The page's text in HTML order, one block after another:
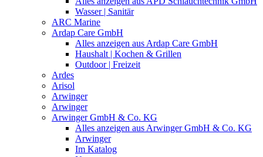
Wasser | Sanitär
ARC Marine
Ardap Care GmbH
Alles anzeigen aus Ardap Care GmbH
Haushalt | Kochen & Grillen
Outdoor | Freizeit
Ardes
Arisol
Arwinger
Arwinger
Arwinger GmbH & Co. KG
Alles anzeigen aus Arwinger GmbH & Co. KG
Arwinger
Im Katalog